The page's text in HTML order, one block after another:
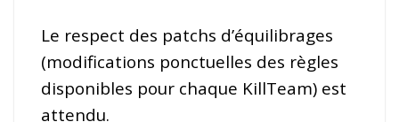
Le respect des patchs d’équilibrages
(modifications ponctuelles des règles
disponibles pour chaque KillTeam) est
attendu.